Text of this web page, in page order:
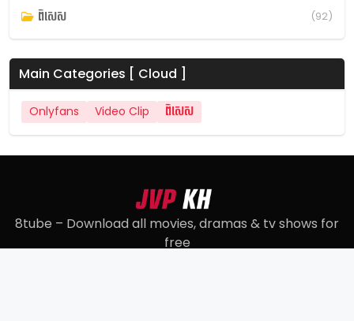
ពិសេស (92)
Main Categories [ Cloud ]
Onlyfans Video Clip ពិសេស
8tube – Download all movies, dramas & tv shows for
free